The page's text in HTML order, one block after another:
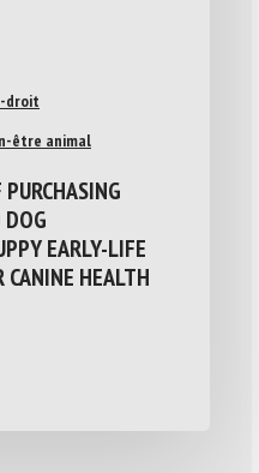
droit
être animal
DOG
EARLY-LIFE
CANINE HEALTH